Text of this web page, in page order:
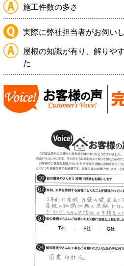
施工件数の多さ
実際に弊社担当者がお伺い
屋根の知識が有り、解りや
た